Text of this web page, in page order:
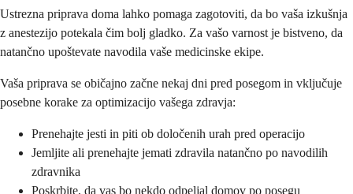
Ustrezna priprava doma lahko pomaga zagotoviti, da bo vaša izkušnja
z anestezijo potekala čim bolj gladko. Za vašo varnost je bistveno, da
natančno upoštevate navodila vaše medicinske ekipe.
Vaša priprava se običajno začne nekaj dni pred posegom in vključuje
posebne korake za optimizacijo vašega zdravja:
Prenehajte jesti in piti ob določenih urah pred operacijo
Jemljite ali prenehajte jemati zdravila natančno po navodilih
zdravnika
Poskrbite, da vas bo nekdo odpeljal domov po posegu